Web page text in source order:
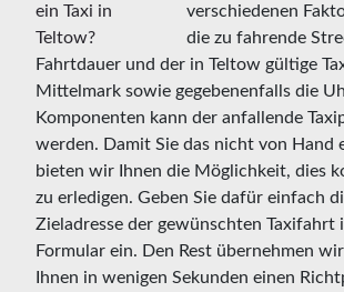
verschiedenen
die zu fahrende
Fahrtdauer und der in Teltow gültige
Mittelmark sowie gegebenenfalls die
Komponenten kann der anfallende
werden. Damit Sie das nicht von Hand
bieten wir Ihnen die Möglichkeit, dies
zu erledigen. Geben Sie dafür einfach
Zieladresse der gewünschten Taxifahrt
Formular ein. Den Rest übernehmen
Ihnen in wenigen Sekunden einen